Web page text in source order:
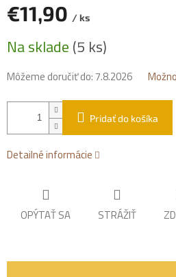
€11,90 / ks
cena:
Na sklade (5 ks)
Môžeme doručiť do: 7.8.2026
Pridať do košíka
Detailné informácie
OPÝTAŤ SA STRÁŽIŤ